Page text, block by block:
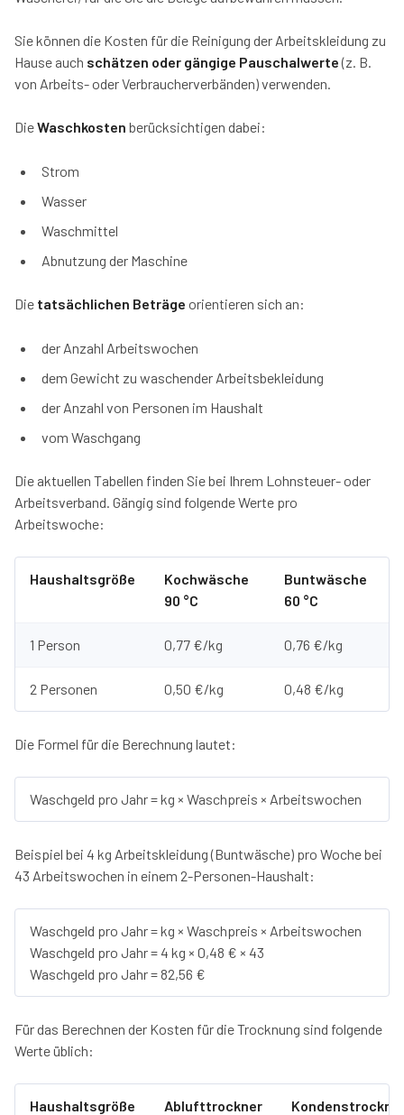
Sie können die Kosten für die Reinigung der Arbeitskleidung zu
Hause auch schätzen oder gängige Pauschalwerte(z. B.
von Arbeits- oder Verbraucherverbänden) verwenden.
DieWaschkosten berücksichtigen dabei:
Strom
Wasser
Waschmittel
Abnutzung der Maschine
Die tatsächlichen Beträge orientieren sich an:
der Anzahl Arbeitswochen
dem Gewicht zu waschender Arbeitsbekleidung
der Anzahl von Personen im Haushalt
vom Waschgang
Die aktuellen Tabellen finden Sie bei Ihrem Lohnsteuer- oder
Arbeitsverband. Gängig sind folgende Werte pro
Arbeitswoche:
Haushaltsgröße
Kochwäsche
90 °C
Buntwäsche
60 °C
1 Person 0,77 €/kg 0,76 €/kg
2 Personen 0,50 €/kg 0,48 €/kg
Die Formel für die Berechnung lautet:
Waschgeld pro Jahr = kg × Waschpreis × Arbeitswochen
Beispiel bei 4 kg Arbeitskleidung (Buntwäsche) pro Woche bei
43 Arbeitswochen in einem 2-Personen-Haushalt:
Waschgeld pro Jahr = kg × Waschpreis × Arbeitswochen
Waschgeld pro Jahr = 4 kg × 0,48 € × 43
Waschgeld pro Jahr = 82,56 €
Für das Berechnen der Kosten für die Trocknung sind folgende
Werte üblich:
Haushaltsgröße Ablufttrockner